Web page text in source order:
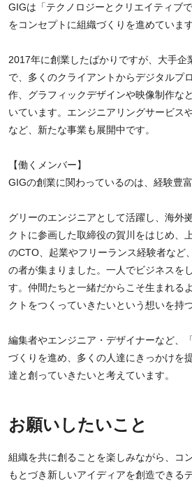
GIGは「テクノロジーとクリエイティブ
をコンセプトに組織づくりを進めています
2017年に創業したばかりですが、大手企
で、多くのクライアントからデジタルプ
作、グラフィックデザインや映像制作な
いています。エンジニアリングサービス
など、新たな事業も展開中です。
【働くメンバー】
GIGの創業に関わっているのは、経験豊
グリーのエンジニアとして活躍し、海外
クトに参画した取締役の賀川をはじめ、
のCTO、起業やフリーランス経験者など
の者が集まりました。一人でビジネスを
す。仲間たちと一緒だからこそ生まれる
クトをつくっていきたいという想いを持
編集者やエンジニア・デザイナーなど、
づくりを進め、多くの人達にきっかけを
達と創っていきたいと考えています。
お願いしたいこと
組織を共に創ることを楽しみながら、コ
もとづき新しいアイディアを創造できる